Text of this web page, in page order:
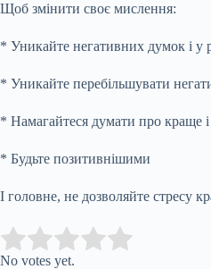
Щоб змінити своє мислення:
* Уникайте негативних думок і у
* Уникайте перебільшувати
* Намагайтеся думати про краще
* Будьте позитивнішими
І головне, не дозволяйте стресу
Rate this item:
No votes yet.